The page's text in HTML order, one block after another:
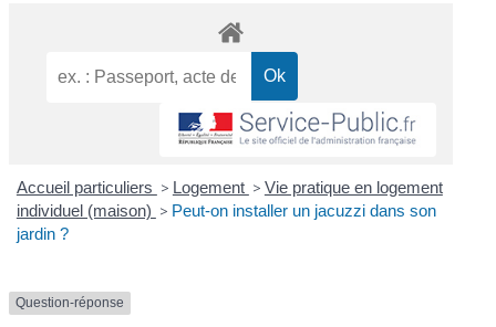
Accueil particuliers > Logement > Vie pratique en logement
individuel (maison) > Peut-on installer un jacuzzi dans son
jardin ?
Question-réponse